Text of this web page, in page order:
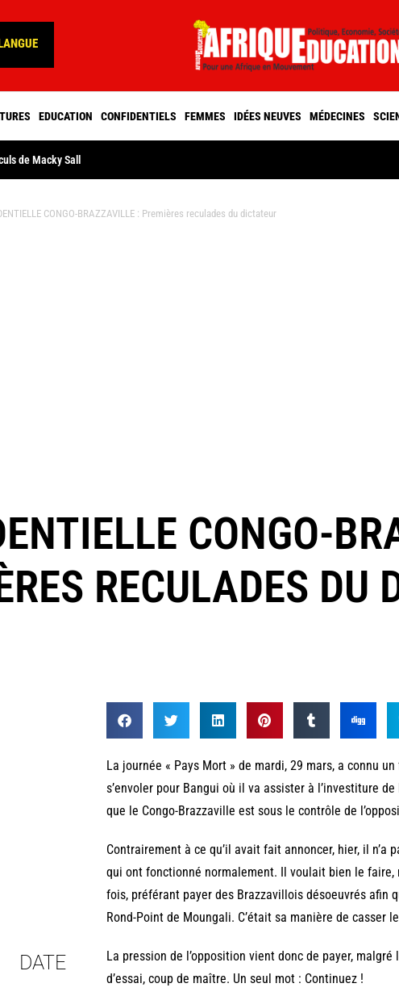
EDUCATION CONFIDENTIELS FEMMES IDÉES NEUVES MÉDECINES
de Macky Sall
CONGO-BRAZZAVILLE : Premières reculades du dictateur
CONGO-
RECULADES DU
DATE
La journée « Pays Mort » de mardi, 29 mars, a connu
s’envoler pour Bangui où il va assister à l’investiture
que le Congo-Brazzaville est sous le contrôle de
Contrairement à ce qu’il avait fait annoncer, hier, il
qui ont fonctionné normalement. Il voulait bien le
fois, préférant payer des Brazzavillois désoeuvrés afin
Rond-Point de Moungali. C’était sa manière de casser
La pression de l’opposition vient donc de payer,
d’essai, coup de maître. Un seul mot : Continuez !